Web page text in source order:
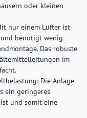
oder kleinen
nur einem Lüfter ist
benötigt wenig
Das robuste
im
Die Anlage
ein geringeres
und somit eine